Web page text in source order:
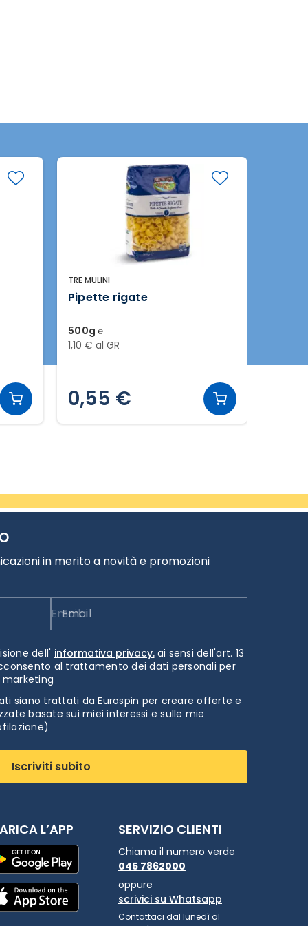
TRE MULINI
Pipette rigate
500g ℮
1,10 € al GR
0,55 €
in merito a novità e promozioni
Email
dell' informativa privacy.ai sensi dell'art. 13
al trattamento dei dati personali per
siano trattati da Eurospin per creare offerte e
basate sui miei interessi e sulle mie
Iscriviti subito
L’APP SERVIZIO CLIENTI
Chiama il numero verde
045 7862000
oppure
scrivici su Whatsapp
Contattaci dal lunedì al